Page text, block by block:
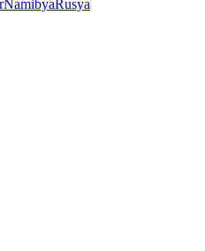
NamibyaRusya